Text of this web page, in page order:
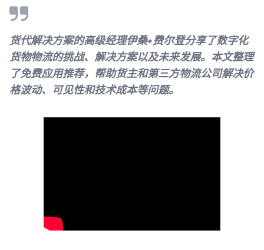
货代解决方案的高级经理伊桑•费尔登分享了数字化
货物物流的挑战、解决方案以及未来发展。本文整理
了免费应用推荐，帮助货主和第三方物流公司解决价
格波动、可见性和技术成本等问题。